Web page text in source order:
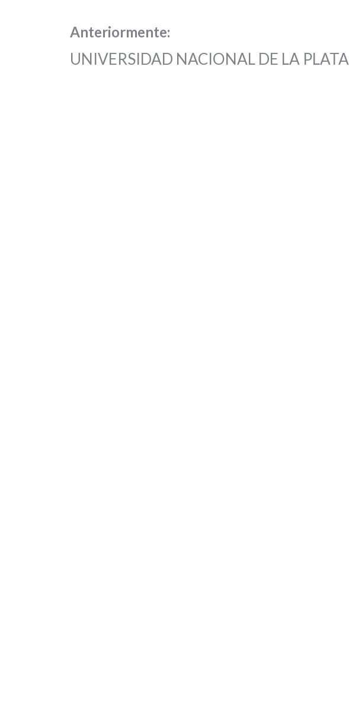
Anteriormente:
UNIVERSIDAD NACIONAL DE LA PLATA